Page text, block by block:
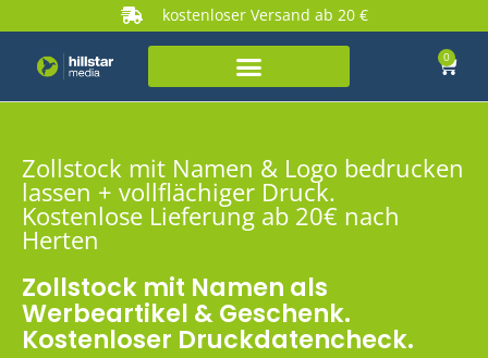
kostenloser Versand ab 20 €
0
Zollstock mit Namen & Logo bedrucken
lassen + vollflächiger Druck.
Kostenlose Lieferung ab 20€ nach
Herten
Zollstock mit Namen als
Werbeartikel & Geschenk.
Kostenloser Druckdatencheck.